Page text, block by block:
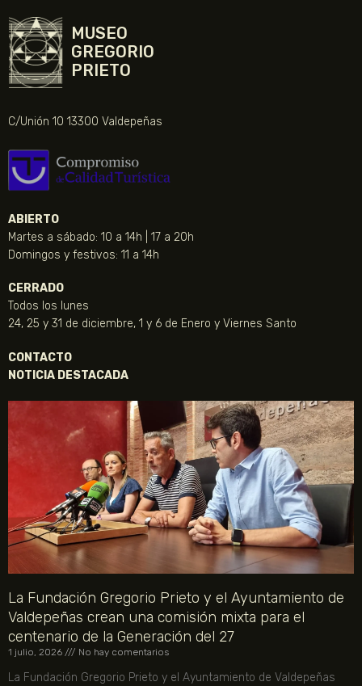
MUSEO
GREGORIO
PRIETO
C/Unión 10 13300 Valdepeñas
ABIERTO
Martes a sábado: 10 a 14h | 17 a 20h
Domingos y festivos: 11 a 14h
CERRADO
Todos los lunes
24, 25 y 31 de diciembre, 1 y 6 de Enero y Viernes Santo
CONTACTO
NOTICIA DESTACADA
La Fundación Gregorio Prieto y el Ayuntamiento de
Valdepeñas crean una comisión mixta para el
centenario de la Generación del 27
1 julio, 2026 No hay comentarios
La Fundación Gregorio Prieto y el Ayuntamiento de Valdepeñas